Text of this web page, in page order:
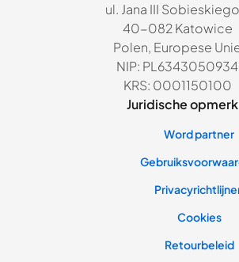
ul. Jana III
40-082 Katowice
Polen, Europese
NIP: PL6343050934
KRS: 0001150100
Juridische
Word partner
Cookies
Retourbeleid